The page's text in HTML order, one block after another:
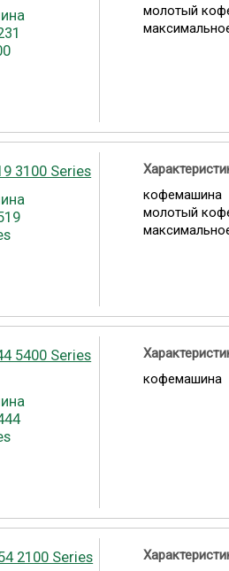
молотый
3100 Series
кофемашина
молотый
5400 Series
кофемашина
2100 Series